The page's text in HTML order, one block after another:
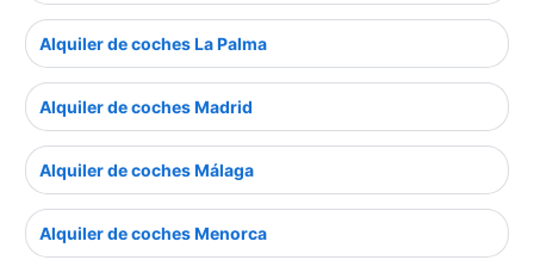
Alquiler de coches La Palma
Alquiler de coches Madrid
Alquiler de coches Málaga
Alquiler de coches Menorca